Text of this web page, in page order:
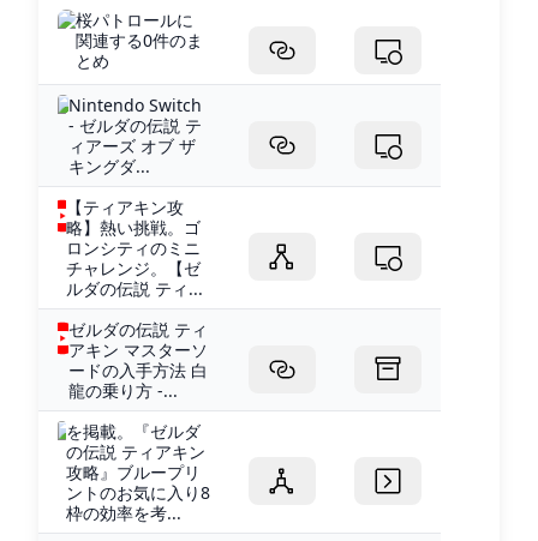
桜パトロールに
関連する0件のま
とめ
Nintendo Switch
- ゼルダの伝説 テ
ィアーズ オブ ザ
キングダ...
【ティアキン攻
略】熱い挑戦。ゴ
ロンシティのミニ
チャレンジ。【ゼ
ルダの伝説 ティ...
ゼルダの伝説 ティ
アキン マスターソ
ードの入手方法 白
龍の乗り方 -...
を掲載。『ゼルダ
の伝説 ティアキン
攻略』ブループリ
ントのお気に入り8
枠の効率を考...